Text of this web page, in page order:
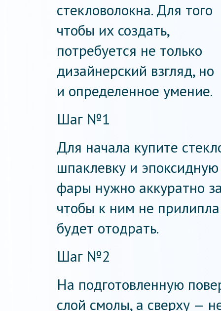
стекловолокна. Для того
чтобы их создать,
потребуется не только
дизайнерский взгляд, но
и определенное умение.
Шаг №1
Для начала купите
шпаклевку и
фары нужно аккуратно
чтобы к ним не
будет отодрать.
Шаг №2
На подготовленную
слой смолы, а сверху —